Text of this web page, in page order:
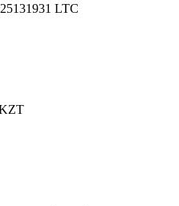
LTC